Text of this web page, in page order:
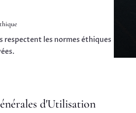
respectent les normes éthiques
d'Utilisation